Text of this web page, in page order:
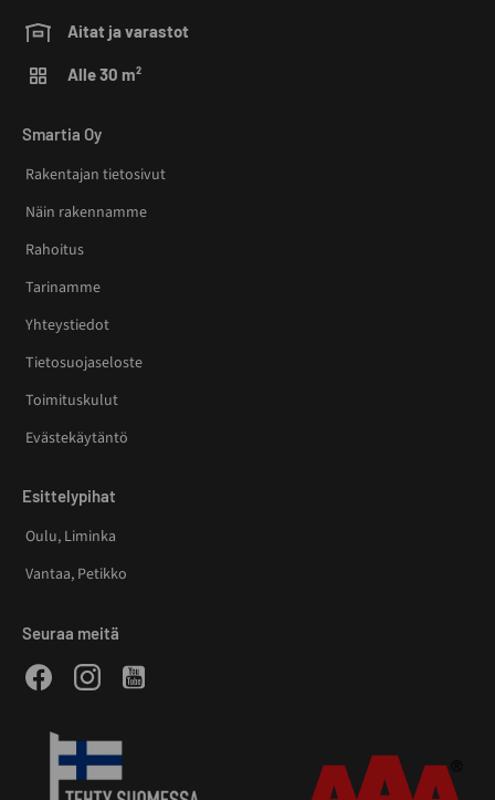
Aitat ja varastot
Alle 30 m²
Smartia Oy
Rakentajan tietosivut
Näin rakennamme
Rahoitus
Tarinamme
Yhteystiedot
Tietosuojaseloste
Toimituskulut
Evästekäytäntö
Esittelypihat
Oulu, Liminka
Vantaa, Petikko
Seuraa meitä
FacebookInstagramYoutube